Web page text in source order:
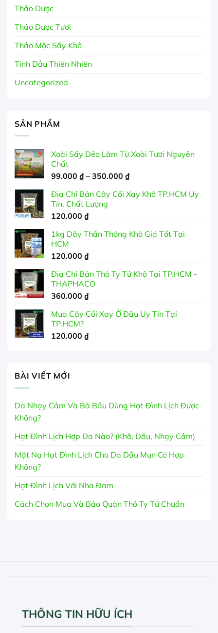
Thảo Dược
Thảo Dược Tươi
Thảo Mộc Sấy Khô
Tinh Dầu Thiên Nhiên
Uncategorized
SẢN PHẨM
Xoài Sấy Dẻo Làm Từ Xoài Tươi Nguyên
Chất
99.000 ₫ – 350.000 ₫Khoảng
từ
Địa Chỉ Bán Cây Cối Xay Khô TP.HCM Uy
Tín, Chất Lượng
120.000 ₫
1kg Dây Thần Thông Khô Giá Tốt Tại
HCM
120.000 ₫
Địa Chỉ Bán Thỏ Ty Tử Khô Tại TP.HCM -
THAPHACO
360.000 ₫
Mua Cây Cối Xay Ở Đâu Uy Tín Tại
TP.HCM?
120.000 ₫
BÀI VIẾT MỚI
Da Nhạy Cảm Và Bà Bầu Dùng Hạt Đình Lịch Được
Không?
Hạt Đình Lịch Hợp Da Nào? (Khô, Dầu, Nhạy Cảm)
Mặt Nạ Hạt Đình Lịch Cho Da Dầu Mụn Có Hợp
Không?
Hạt Đình Lịch Với Nha Đam
Cách Chọn Mua Và Bảo Quản Thỏ Ty Tử Chuẩn
THÔNG TIN HỮU ÍCH